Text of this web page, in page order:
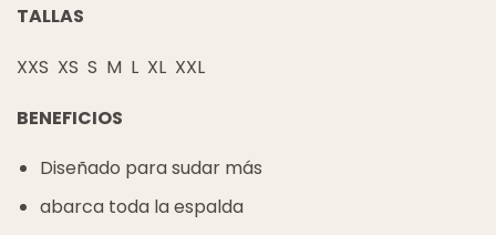
TALLAS
XXS XS S M L XL XXL
BENEFICIOS
Diseñado para sudar más
abarca toda la espalda